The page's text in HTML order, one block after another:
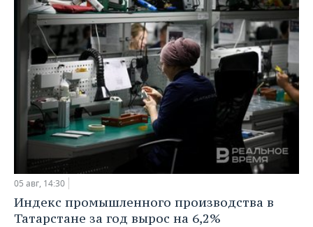
05 авг, 14:30
Индекс промышленного производства в
Татарстане за год вырос на 6,2%